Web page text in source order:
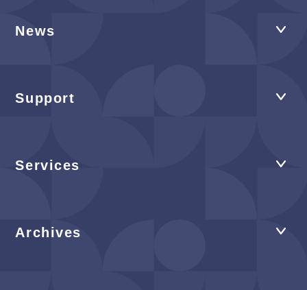
News
Support
Services
Archives